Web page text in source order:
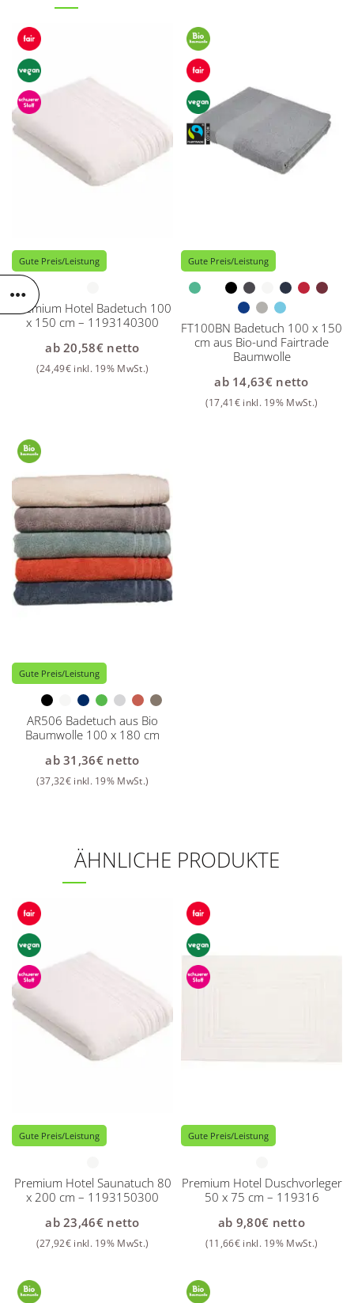
Gute Preis/Leistung
Premium Hotel Badetuch 100
x 150 cm – 1193140300
ab20,58€netto
(24,49€ inkl. 19% MwSt.)
Gute Preis/Leistung
FT100BN Badetuch 100 x 150
cm aus Bio-und Fairtrade
Baumwolle
ab 14,63€netto
(17,41€ inkl. 19% MwSt.)
Gute Preis/Leistung
AR506 Badetuch aus Bio
Baumwolle 100 x 180 cm
ab31,36€netto
(37,32€ inkl. 19% MwSt.)
ÄHNLICHE PRODUKTE
Gute Preis/Leistung
Premium Hotel Saunatuch 80
x 200 cm – 1193150300
ab23,46€netto
(27,92€ inkl. 19% MwSt.)
Gute Preis/Leistung
Premium Hotel Duschvorleger
50 x 75 cm – 119316
ab 9,80€ netto
(11,66€ inkl. 19% MwSt.)